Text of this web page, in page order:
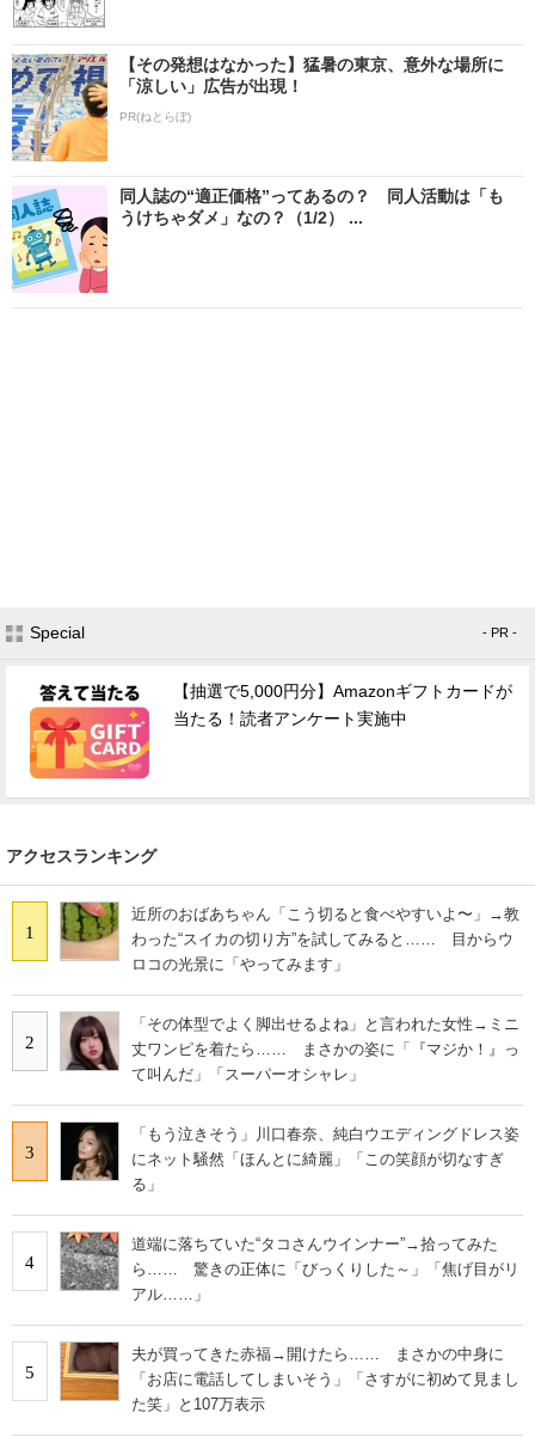
【その発想はなかった】猛暑の東京、意外な場所に
「涼しい」広告が出現！
PR(ねとらぼ)
同人誌の“適正価格”ってあるの？ 同人活動は「も
うけちゃダメ」なの？（1/2） ...
Special - PR -
【抽選で5,000円分】Amazonギフトカードが
当たる！読者アンケート実施中
アクセスランキング
1
近所のおばあちゃん「こう切ると食べやすいよ〜」→教
わった“スイカの切り方”を試してみると…… 目からウ
ロコの光景に「やってみます」
2
「その体型でよく脚出せるよね」と言われた女性→ミニ
丈ワンピを着たら…… まさかの姿に「『マジか！』っ
て叫んだ」「スーパーオシャレ」
3
「もう泣きそう」川口春奈、純白ウエディングドレス姿
にネット騒然「ほんとに綺麗」「この笑顔が切なすぎ
る」
4
道端に落ちていた“タコさんウインナー”→拾ってみた
ら…… 驚きの正体に「びっくりした～」「焦げ目がリ
アル……」
5
夫が買ってきた赤福→開けたら…… まさかの中身に
「お店に電話してしまいそう」「さすがに初めて見まし
た笑」と107万表示